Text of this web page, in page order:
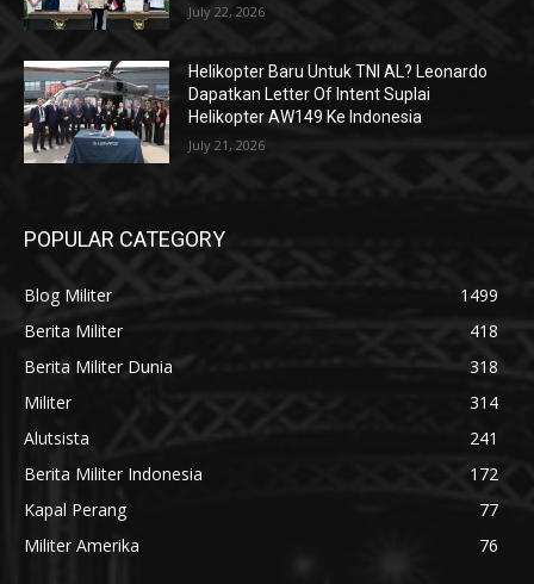
July 22, 2026
Helikopter Baru Untuk TNI AL? Leonardo
Dapatkan Letter Of Intent Suplai
Helikopter AW149 Ke Indonesia
July 21, 2026
POPULAR CATEGORY
Blog Militer
1499
Berita Militer
418
Berita Militer Dunia
318
Militer
314
Alutsista
241
Berita Militer Indonesia
172
Kapal Perang
77
Militer Amerika
76